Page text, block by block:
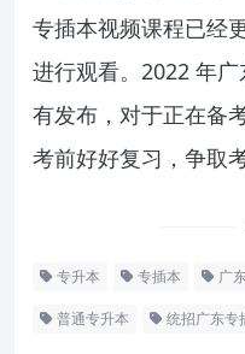
专插本视频课程已经
进行观看。2022 年
有发布，对于正在备
考前好好复习，争取
专升本 专插本 广
普通专升本 统招广东专